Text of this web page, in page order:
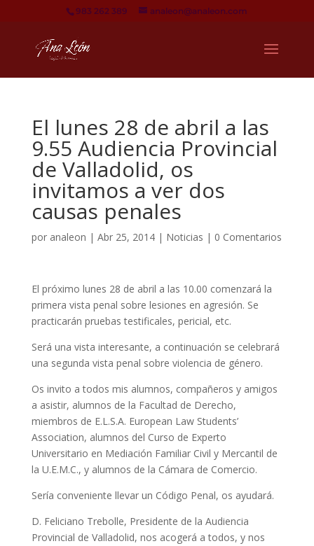
983 262 389 analeon@analeon.com
El lunes 28 de abril a las
9.55 Audiencia Provincial
de Valladolid, os
invitamos a ver dos
causas penales
por analeon | Abr 25, 2014| Noticias | 0 Comentarios
El próximo lunes 28 de abril a las 10.00 comenzará la
primera vista penal sobre lesiones en agresión. Se
practicarán pruebas testificales, pericial, etc.
Será una vista interesante, a continuación se celebrará
una segunda vista penal sobre violencia de género.
Os invito a todos mis alumnos, compañeros y amigos
a asistir, alumnos de la Facultad de Derecho,
miembros de E.L.S.A. European Law Students’
Association, alumnos del Curso de Experto
Universitario en Mediación Familiar Civil y Mercantil de
la U.E.M.C., y alumnos de la Cámara de Comercio.
Sería conveniente llevar un Código Penal, os ayudará.
D. Feliciano Trebolle, Presidente de la Audiencia
Provincial de Valladolid, nos acogerá a todos, y nos